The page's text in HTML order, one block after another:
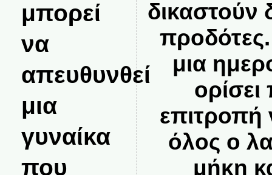
μπορεί
να
απευθυνθεί
μια
γυναίκα
που
δικαστούν
μια
επιτροπή
όλος ο
μήκη